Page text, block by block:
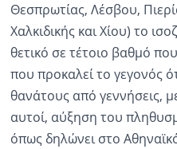
Θεσπρωτίας, Λέσβου,
Χαλκιδικής και Χίου) το
θετικό σε τέτοιο βαθμό
που προκαλεί το γεγονός
θανάτους από γεννήσεις,
αυτοί, αύξηση του
όπως δηλώνει στο